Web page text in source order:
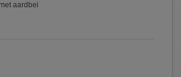
aardbei